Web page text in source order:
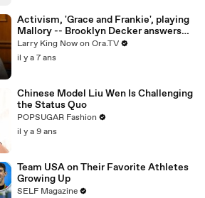
Activism, 'Grace and Frankie', playing
Mallory -- Brooklyn Decker answers
your social media questions
Larry King Now on Ora.TV
il y a 7 ans
Chinese Model Liu Wen Is Challenging
the Status Quo
POPSUGAR Fashion
il y a 9 ans
Team USA on Their Favorite Athletes
Growing Up
SELF Magazine